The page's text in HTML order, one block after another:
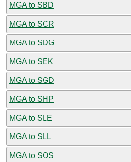
MGA to SBD
MGA to SCR
MGA to SDG
MGA to SEK
MGA to SGD
MGA to SHP
MGA to SLE
MGA to SLL
MGA to SOS